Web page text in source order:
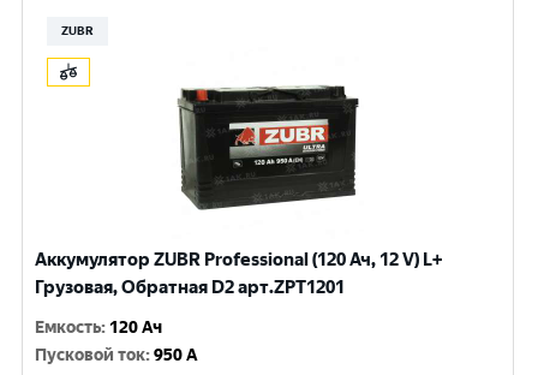
ZUBR
Аккумулятор ZUBR Professional (120 Ач, 12 V) L+
Грузовая, Обратная D2 арт.ZPT1201
Емкость: 120 Ач
Пусковой ток:950 A